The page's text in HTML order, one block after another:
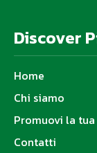
Discover
Home
Chi siamo
Promuovi la
Contatti